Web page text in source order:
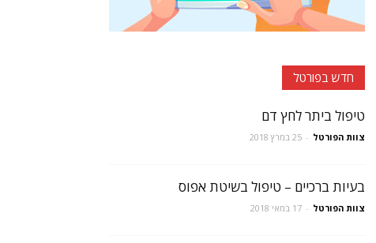
חדש בפורטל
טיפול ביתר לחץ דם
צוות הפורטל - 25 במרץ 2018
בעיות ברכיים – טיפול בשיטת אפוס
צוות הפורטל - 17 במאי 2018